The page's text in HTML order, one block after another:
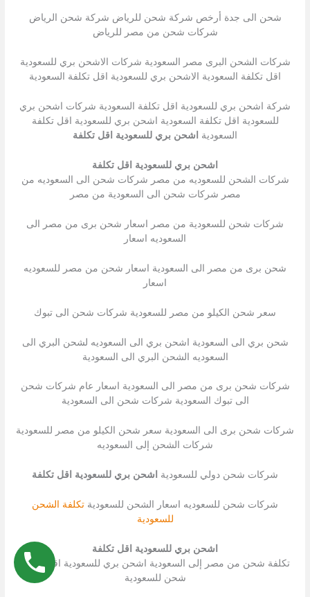
شحن الى جدة أرخص شركة شحن للرياض شركة شحن الرياض
شركات شحن من مصر للرياض
شركات الشحن البرى مصر السعودية شركات الاشحن بري للسعودية
اقل تكلفة السعودية الاشحن بري للسعودية اقل تكلفة السعودية
شركة اشحن بري للسعودية اقل تكلفة السعودية شركات اشحن بري
للسعودية اقل تكلفة السعودية اشحن بري للسعودية اقل تكلفة
السعودية
اشحن بري للسعودية اقل تكلفة
اشحن بري للسعودية اقل تكلفة
شركات الشحن للسعوديه من مصر شركات شحن الى السعوديه من
مصر شركات شحن الى السعودية من مصر
شركات شحن للسعودية من مصر اسعار شحن برى من مصر الى
السعوديه اسعار
شحن برى من مصر الى السعودية اسعار شحن من مصر للسعوديه
اسعار
سعر شحن الكيلو من مصر للسعودية شركات شحن الى تبوك
شحن بري الى السعودية اشحن بري الى السعوديه لشحن البري الى
السعوديه الشحن البري الى السعودية
شركات شحن برى من مصر الى السعودية اسعار عام شركات شحن
الى تبوك السعودية شركات شحن الى السعودية
شركات شحن برى الى السعودية سعر شحن الكيلو من مصر للسعودية
شركات الشحن إلى السعوديه
شركات شحن دولي للسعودية اشحن بري للسعودية اقل تكلفة
شركات شحن للسعوديه اسعار الشحن للسعودية تكلفة الشحن
للسعودية
اشحن بري للسعودية اقل تكلفة
تكلفة شحن من مصر إلى السعودية اشحن بري للسعودية اقل تكلفة
شحن للسعودية